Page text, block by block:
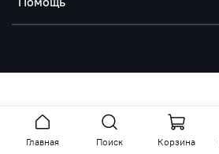
Главная Поиск Корзина